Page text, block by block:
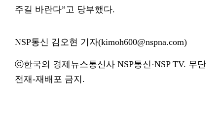
주길 바란다”고 당부했다.
NSP통신 김오현 기자(kimoh600@nspna.com)
ⓒ한국의 경제뉴스통신사 NSP통신·NSP TV. 무단
전재-재배포 금지.